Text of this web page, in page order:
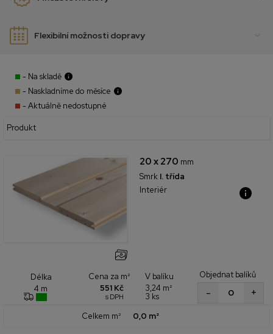
Flexibilní možnosti dopravy
- Na skladě
- Naskladníme do měsíce
- Aktuálně nedostupné
Produkt
20 x 270 mm
Smrk I. třída
Interiér
Délka
4 m
Cena za m²
551 Kč
s DPH
V balíku
3,24 m²
3 ks
Objednat balíků
+
-
Celkem m² 0,0 m²